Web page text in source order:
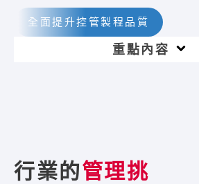
全面提升控管製程品質
Main
重點內容
行業的管理挑